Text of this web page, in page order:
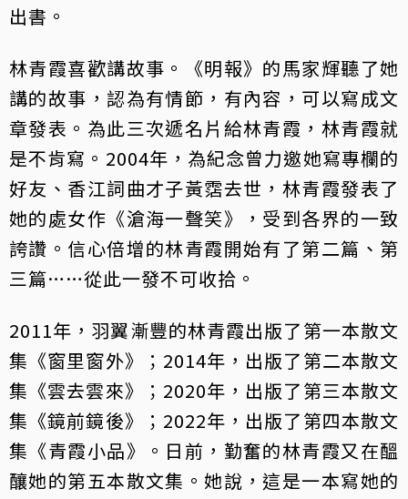
出書。
林青霞喜歡講故事。《明報》的馬家輝聽了她
講的故事，認為有情節，有內容，可以寫成文
章發表。為此三次遞名片給林青霞，林青霞就
是不肯寫。2004年，為紀念曾力邀她寫專欄的
好友、香江詞曲才子黃霑去世，林青霞發表了
她的處女作《滄海一聲笑》，受到各界的一致
誇讚。信心倍增的林青霞開始有了第二篇、第
三篇……從此一發不可收拾。
2011年，羽翼漸豐的林青霞出版了第一本散文
集《窗里窗外》；2014年，出版了第二本散文
集《雲去雲來》；2020年，出版了第三本散文
集《鏡前鏡後》；2022年，出版了第四本散文
集《青霞小品》。日前，勤奮的林青霞又在醞
釀她的第五本散文集。她說，這是一本寫她的